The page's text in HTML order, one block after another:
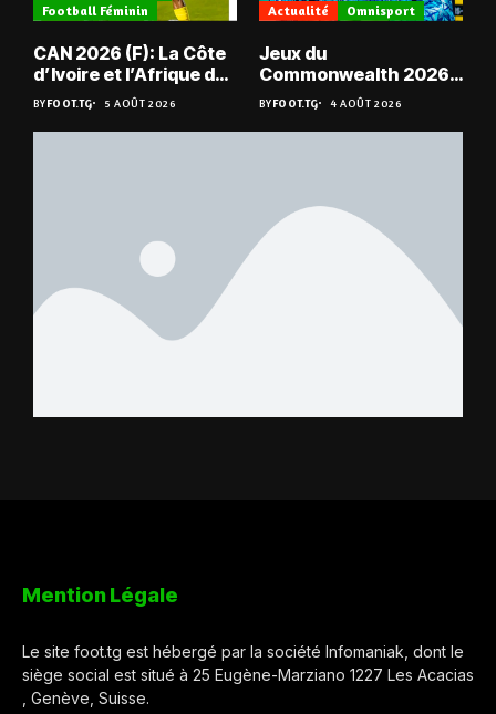
Football Féminin
CAN 2026 (F): La Côte
d’Ivoire et l’Afrique du
Sud en quarts
BYFOOT.TG 5 AOÛT 2026
Actualité Omnisport
Jeux du
Commonwealth 2026 :
« Les médailles ne
tombent pas du ciel »,
Benjamin Boukpeti
BYFOOT.TG 4 AOÛT 2026
Mention Légale
Le site foot.tg est hébergé par la société Infomaniak, dont le
siège social est situé à 25 Eugène-Marziano 1227 Les Acacias
, Genève, Suisse.